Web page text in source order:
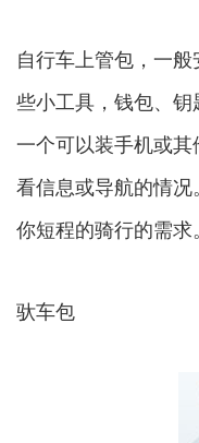
自行车上管包，一
些小工具，钱包、
一个可以装手机或
看信息或导航的情
你短程的骑行的需求。
驮车包